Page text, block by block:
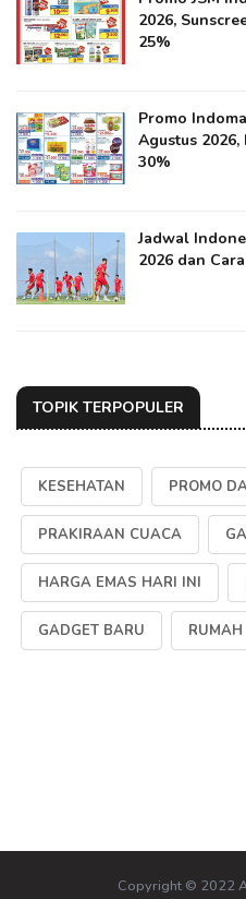
2026,
25%
Promo
Agustus
30%
Jadwal
2026 dan
TOPIK TERPOPULER
KESEHATAN PROMO
PRAKIRAAN CUACA
HARGA EMAS HARI INI
GADGET BARU RUMAH
Copyright © 2022